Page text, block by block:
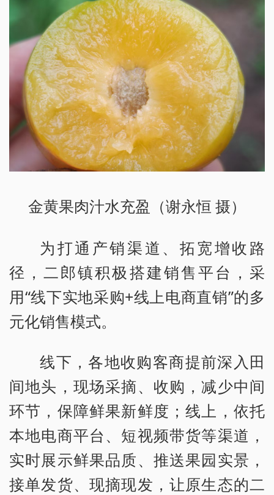
金黄果肉汁水充盈（谢永恒 摄）
为打通产销渠道、拓宽增收路
径，二郎镇积极搭建销售平台，采
用“线下实地采购+线上电商直销”的多
元化销售模式。
线下，各地收购客商提前深入田
间地头，现场采摘、收购，减少中间
环节，保障鲜果新鲜度；线上，依托
本地电商平台、短视频带货等渠道，
实时展示鲜果品质、推送果园实景，
接单发货、现摘现发，让原生态的二